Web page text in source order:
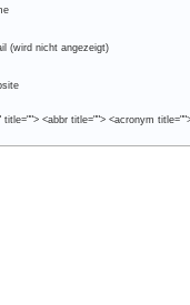
(wird nicht angezeigt)
<abbr title=""> <acronym